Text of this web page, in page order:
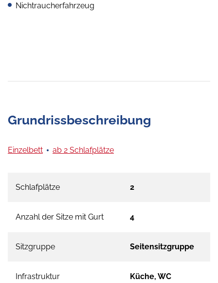
Nichtraucherfahrzeug
Grundrissbeschreibung
Einzelbett ab 2 Schlafplätze
Schlafplätze 2
Anzahl der Sitze mit Gurt 4
Sitzgruppe Seitensitzgruppe
Infrastruktur Küche, WC